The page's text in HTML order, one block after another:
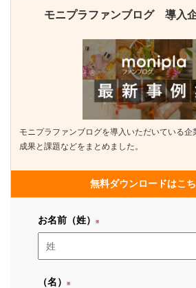
モニプラファンブログ 導入
モニプラファンブログを導入いただいている企
成果と課題などをまとめました。
無料ダウンロードはこ
お名前（姓）
（名）